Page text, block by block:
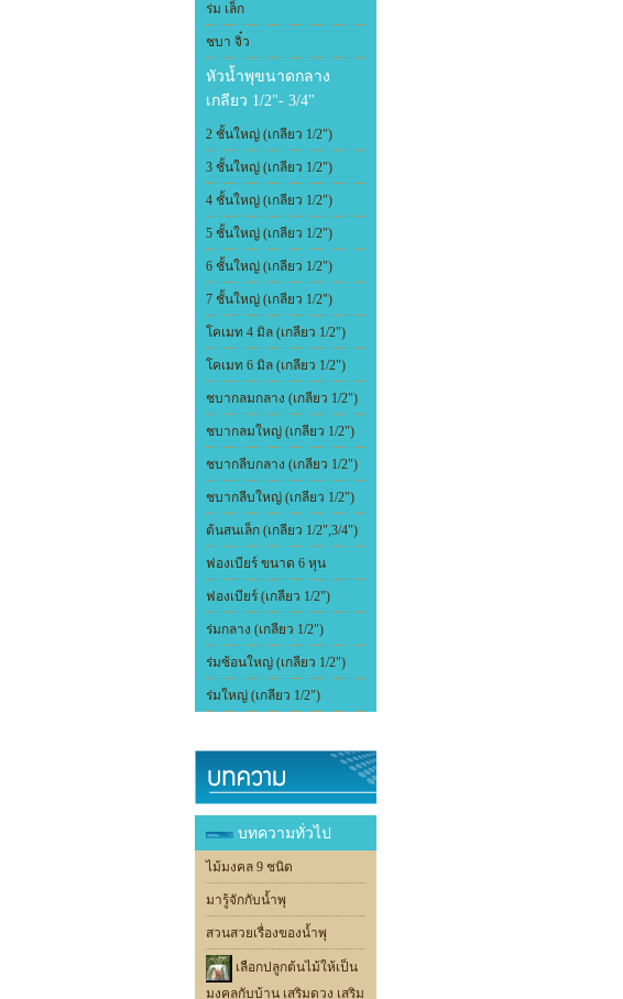
ร่ม เล็ก
ชบา จิ๋ว
หัวน้ำพุขนาดกลาง
เกลียว 1/2"- 3/4"
2 ชั้นใหญ่ (เกลียว 1/2")
3 ชั้นใหญ่ (เกลียว 1/2")
4 ชั้นใหญ่ (เกลียว 1/2")
5 ชั้นใหญ่ (เกลียว 1/2")
6 ชั้นใหญ่ (เกลียว 1/2")
7 ชั้นใหญ่ (เกลียว 1/2")
โคเมท 4 มิล (เกลียว 1/2")
โคเมท 6 มิล (เกลียว 1/2")
ชบากลมกลาง (เกลียว 1/2")
ชบากลมใหญ่ (เกลียว 1/2")
ชบากลีบกลาง (เกลียว 1/2")
ชบากลีบใหญ่ (เกลียว 1/2")
ต้นสนเล็ก (เกลียว 1/2",3/4")
ฟองเบียร์ ขนาด 6 หุน
ฟองเบียร์ (เกลียว 1/2")
ร่มกลาง (เกลียว 1/2")
ร่มซ้อนใหญ่ (เกลียว 1/2")
ร่มใหญ่ (เกลียว 1/2")
บทความทั่วไป
ไม้มงคล 9 ชนิด
มารู้จักกับน้ำพุ
สวนสวยเรื่องของน้ำพุ
เลือกปลูกต้นไม้ให้เป็น
มงคลกับบ้าน เสริมดวง เสริม